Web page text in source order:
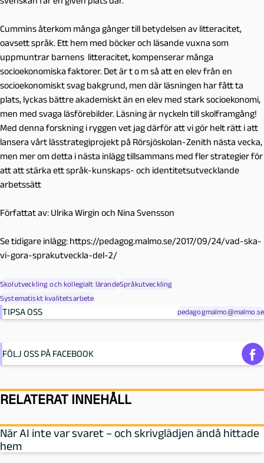
Cummins återkom många gånger till betydelsen av litteracitet,
oavsett språk. Ett hem med böcker och läsande vuxna som
uppmuntrar barnens litteracitet, kompenserar många
socioekonomiska faktorer. Det är t o m så att en elev från en
socioekonomiskt svag bakgrund, men där läsningen har fått ta
plats, lyckas bättre akademiskt än en elev med stark socioekonomi,
men med svaga läsförebilder. Läsning är nyckeln till skolframgång!
Med denna forskning i ryggen vet jag därför att vi gör helt rätt i att
lansera vårt lässtrategiprojekt på Rörsjöskolan-Zenith nästa vecka,
men mer om detta i nästa inlägg tillsammans med fler strategier för
att att stärka ett språk-kunskaps- och identitetsutvecklande
arbetssätt
Författat av: Ulrika Wirgin och Nina Svensson
Se tidigare inlägg: https://pedagog.malmo.se/2017/09/24/vad-ska-
vi-gora-sprakutveckla-del-2/
Skolutveckling och kollegialt lärandeSpråkutveckling
Systematiskt kvalitetsarbete
TIPSA OSS pedagogmalmo@malmo.se
FÖLJ OSS PÅ FACEBOOK
RELATERAT INNEHÅLL
När AI inte var svaret – och skrivglädjen ändå hittade
hem